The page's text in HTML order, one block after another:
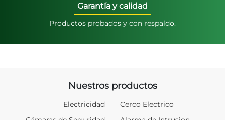
Garantía y calidad
Productos probados y con respaldo.
Nuestros productos
Electricidad
Cerco Electrico